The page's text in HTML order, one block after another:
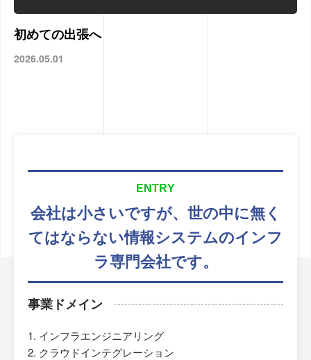
初めての出張へ
2026.05.01
ENTRY
会社は小さいですが、 世の中に無く
てはならない情報システムのインフ
ラ専門会社です。
事業ドメイン
インフラエンジニアリング
クラウドインテグレーション